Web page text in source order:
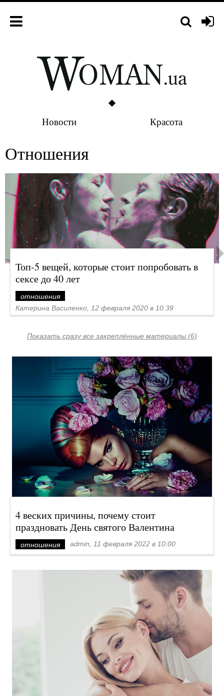
Новости Красота
Отношения
Топ-5 вещей, которые стоит попробовать в
сексе до 40 лет
отношения
Катерина Василенко, 12 февраля 2020 в 10:39
Показать сразу все закреплённые материалы (6)
4 веских причины, почему стоит
праздновать День святого Валентина
отношения admin, 11 февраля 2022 в 10:00